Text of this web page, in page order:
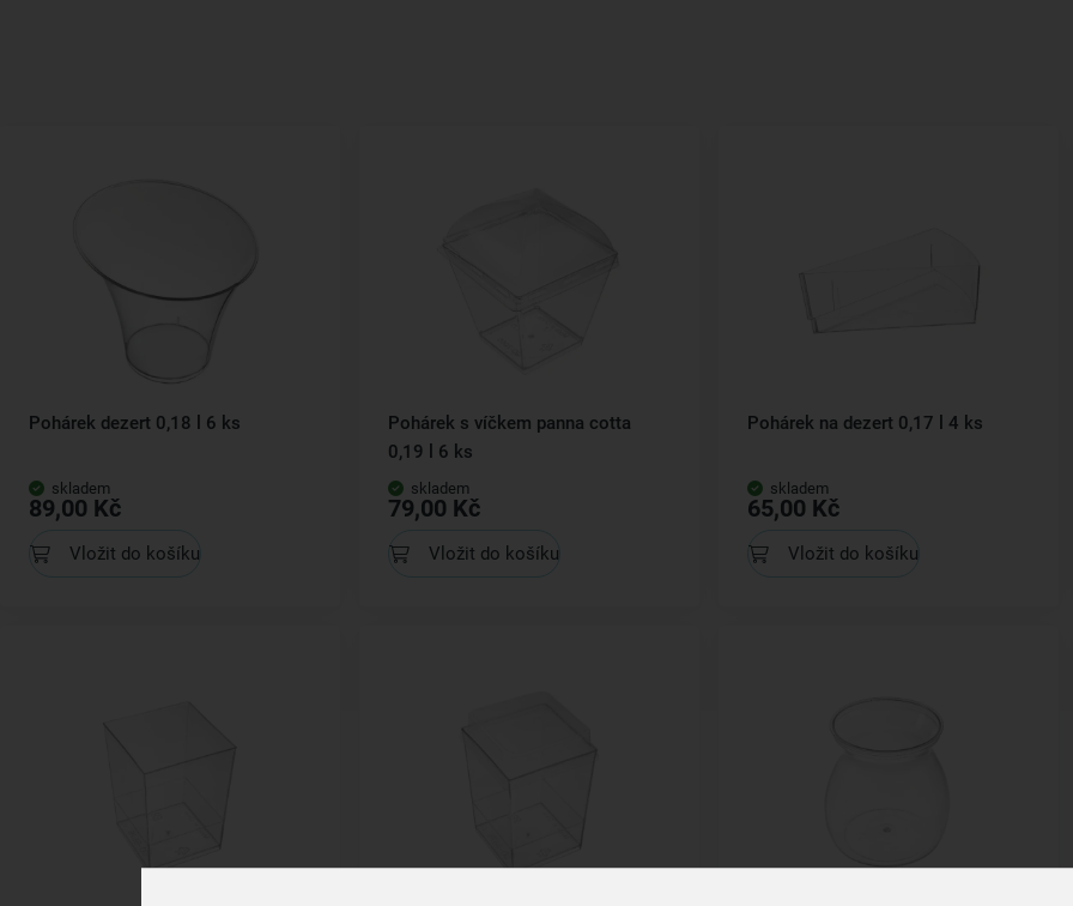
Pohárek dezert 0,18 l 6 ks
skladem
89,00 Kč
Vložit do košíku
Pohárek s víčkem panna cotta
0,19 l 6 ks
skladem
79,00 Kč
Vložit do košíku
Pohárek na dezert 0,17 l 4 ks
skladem
65,00 Kč
Vložit do košíku